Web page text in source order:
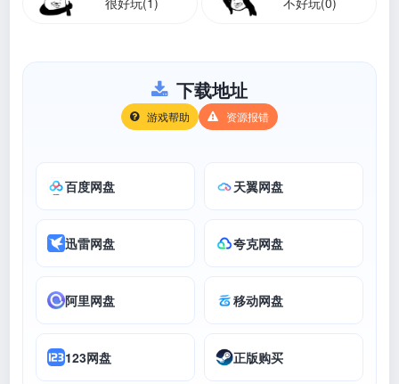
下载地址
游戏帮助 资源报错
百度网盘 天翼网盘
迅雷网盘 夸克网盘
阿里网盘 移动网盘
123网盘 正版购买